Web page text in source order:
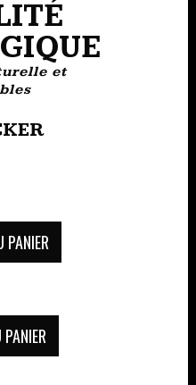
et
PANIER